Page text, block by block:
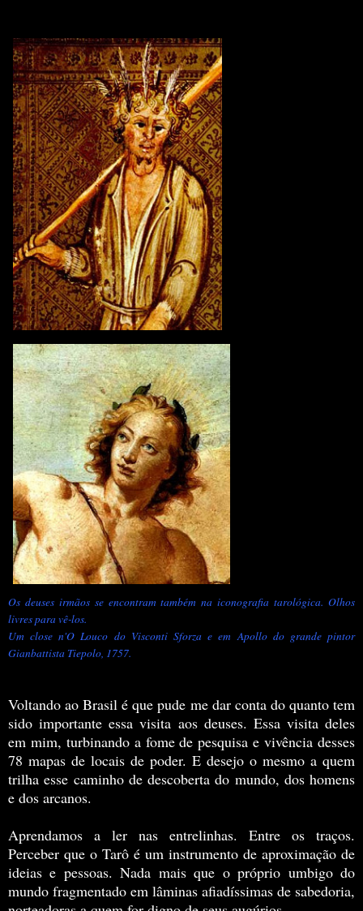
Os deuses irmãos se encontram também na iconografia tarológica. Olhos
livres para vê-los.
Um close n'O Louco do Visconti Sforza e em Apollo do grande pintor
Gianbattista Tiepolo, 1757.
Voltando ao Brasil é que pude me dar conta do quanto tem
sido importante essa visita aos deuses. Essa visita deles
em mim, turbinando a fome de pesquisa e vivência desses
78 mapas de locais de poder. E desejo o mesmo a quem
trilha esse caminho de descoberta do mundo, dos homens
e dos arcanos.
Aprendamos a ler nas entrelinhas. Entre os traços.
Perceber que o Tarô é um instrumento de aproximação de
ideias e pessoas. Nada mais que o próprio umbigo do
mundo fragmentado em lâminas afiadíssimas de sabedoria,